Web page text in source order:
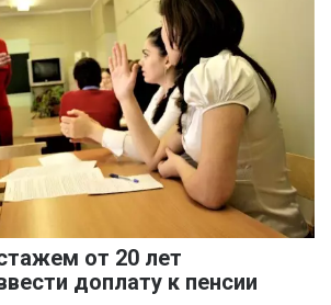
от 20 лет
доплату к пенсии